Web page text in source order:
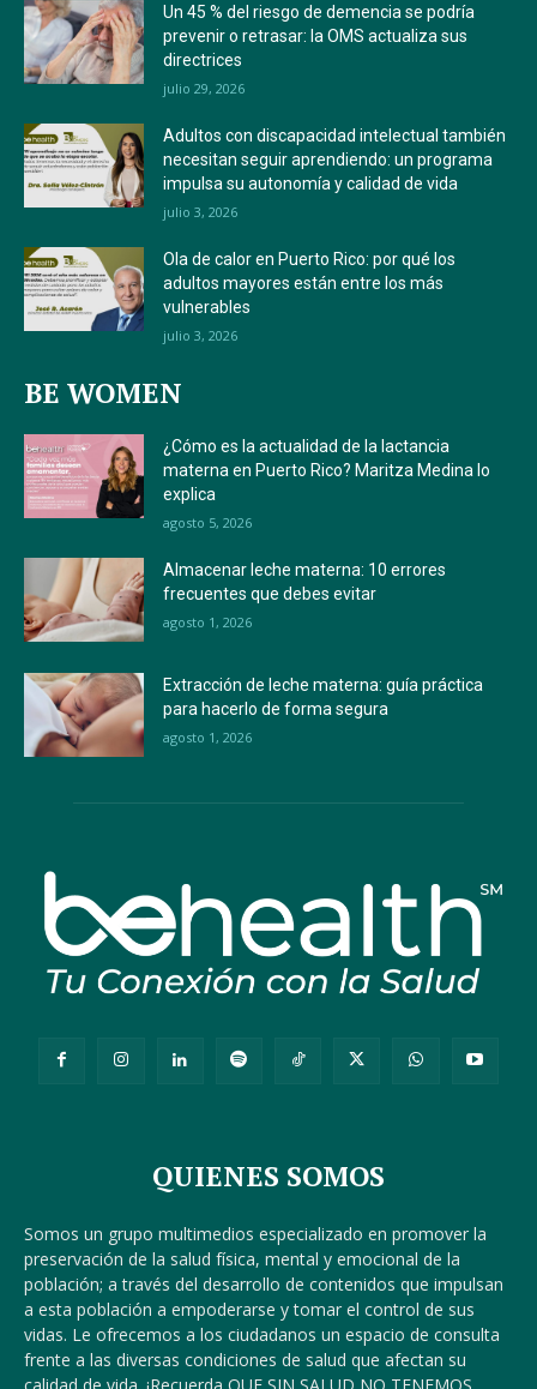
Un 45 % del riesgo de demencia se podría
prevenir o retrasar: la OMS actualiza sus
directrices
julio 29, 2026
Adultos con discapacidad intelectual también
necesitan seguir aprendiendo: un programa
impulsa su autonomía y calidad de vida
julio 3, 2026
Ola de calor en Puerto Rico: por qué los
adultos mayores están entre los más
vulnerables
julio 3, 2026
BE WOMEN
¿Cómo es la actualidad de la lactancia
materna en Puerto Rico? Maritza Medina lo
explica
agosto 5, 2026
Almacenar leche materna: 10 errores
frecuentes que debes evitar
agosto 1, 2026
Extracción de leche materna: guía práctica
para hacerlo de forma segura
agosto 1, 2026
QUIENES SOMOS
Somos un grupo multimedios especializado en promover la
preservación de la salud física, mental y emocional de la
población; a través del desarrollo de contenidos que impulsan
a esta población a empoderarse y tomar el control de sus
vidas. Le ofrecemos a los ciudadanos un espacio de consulta
frente a las diversas condiciones de salud que afectan su